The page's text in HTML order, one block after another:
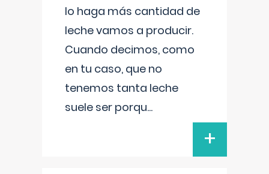
lo haga más cantidad de
leche vamos a producir.
Cuando decimos, como
en tu caso, que no
tenemos tanta leche
suele ser porqu...
+